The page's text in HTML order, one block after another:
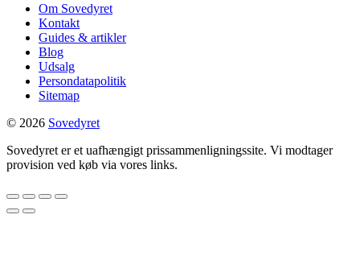
Om Sovedyret
Kontakt
Guides & artikler
Blog
Udsalg
Persondatapolitik
Sitemap
© 2026 Sovedyret
Sovedyret er et uafhængigt prissammenligningssite. Vi modtager
provision ved køb via vores links.